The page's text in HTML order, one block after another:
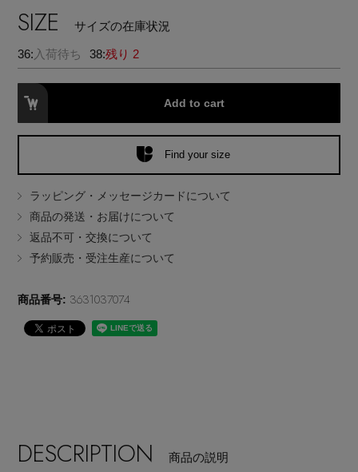
クラッチバッグ
ボストンバッグ
ベルト
レッグウェア
ポーチ
チャーム・ストラップ
コサージュ・ブローチ
アンクレット
水着・スイムウェア
NEW IN BRAND
BRAND NEWS
EDITOR'S CLOSET
メルマガ PICKUP
SIZE サイズの在庫状況
36: 入荷待ち 38:残り 2
Add to cart
Find your size
ラッピング・メッセージカードについて
商品の発送・お届けについて
返品不可・交換について
予約販売・受注生産について
商品番号: 3631037074
DESCRIPTION 商品の説明